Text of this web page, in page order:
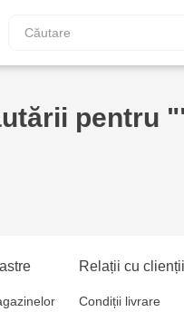
pentru
Relații cu clienții
Condiții livrare